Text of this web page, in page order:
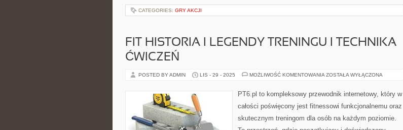
CATEGORIES: GRY AKCJI
FIT HISTORIA I LEGENDY TRENINGU I TECHNIKA
ĆWICZEŃ
POSTED BY ADMIN LIS - 29 - 2025 MOŻLIWOŚĆ KOMENTOWANIA FIT
LEGENDY
TRENINGU
TECHNIKA
ZOSTAŁA WYŁĄCZONA
PT6.pl to kompleksowy przewodnik internetowy, który w
całości poświęcony jest fitnessowi funkcjonalnemu oraz
skutecznym treningom dla osób na każdym poziomie.